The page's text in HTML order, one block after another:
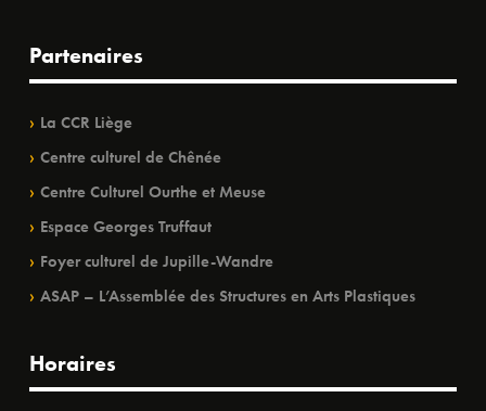
Partenaires
La CCR Liège
Centre culturel de Chênée
Centre Culturel Ourthe et Meuse
Espace Georges Truffaut
Foyer culturel de Jupille-Wandre
ASAP – L’Assemblée des Structures en Arts Plastiques
Horaires